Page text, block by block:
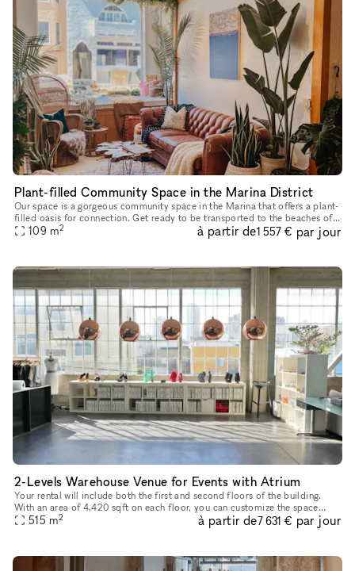
Plant-filled Community Space in the Marina District
Our space is a gorgeous community space in the Marina that offers a plant-
filled oasis for connection. Get ready to be transported to the beaches of
Hawaii and the jungles of Bali in this boho-chic s
109 m2 à partir de1 557 € par jour
2-Levels Warehouse Venue for Events with Atrium
Your rental will include both the first and second floors of the building.
With an area of 4,420 sqft on each floor, you can customize the space
according to how you need it. The first floor feature
515 m2 à partir de7 631 € par jour